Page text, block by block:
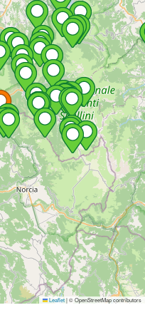
Leaflet|© OpenStreetMap contributors